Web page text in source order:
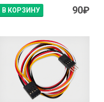
В КОРЗИНУ 90₽